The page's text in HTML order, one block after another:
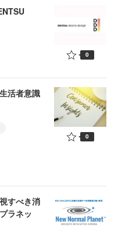
0
活者意識
0
すべき消
ラネッ